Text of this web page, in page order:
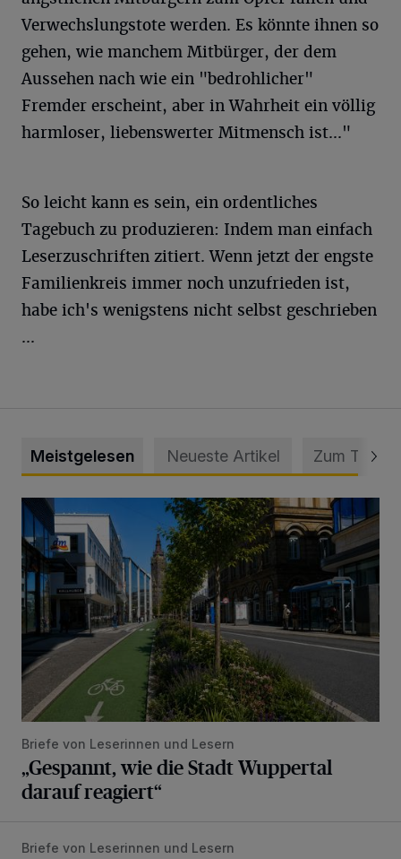
Verwechslungstote werden. Es könnte ihnen so
gehen, wie manchem Mitbürger, der dem
Aussehen nach wie ein "bedrohlicher"
Fremder erscheint, aber in Wahrheit ein völlig
harmloser, liebenswerter Mitmensch ist..."
So leicht kann es sein, ein ordentliches
Tagebuch zu produzieren: Indem man einfach
Leserzuschriften zitiert. Wenn jetzt der engste
Familienkreis immer noch unzufrieden ist,
habe ich's wenigstens nicht selbst geschrieben
...
Meistgelesen Neueste Artikel Zum Thema
„Gespannt, wie die Stadt Wuppertal darauf reagiert“
Briefe von Leserinnen und Lesern
„Gespannt, wie die Stadt Wuppertal
darauf reagiert“
„Es muss gehandelt werden – jetzt!“
Briefe von Leserinnen und Lesern